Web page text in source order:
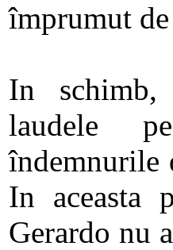
împrumut
In schimb,
laudele
îndemnurile
In aceasta
Gerardo nu